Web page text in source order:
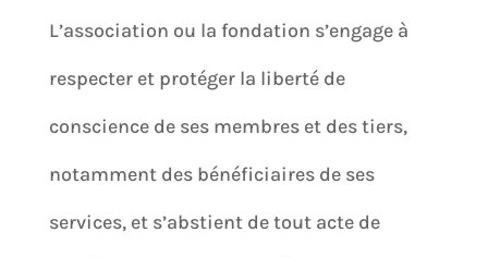
L’association ou la fondation s’engage à
respecter et protéger la liberté de
conscience de ses membres et des tiers,
notamment des bénéficiaires de ses
services, et s’abstient de tout acte de